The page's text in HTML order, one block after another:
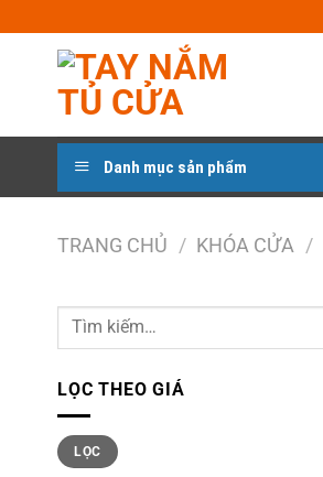
đến
Danh mục sản phẩm
TRANG CHỦ / KHÓA CỬA /
Tìm
LỌC THEO GIÁ
Giá
thấp
nhất
Giá
cao
nhất
LỌC